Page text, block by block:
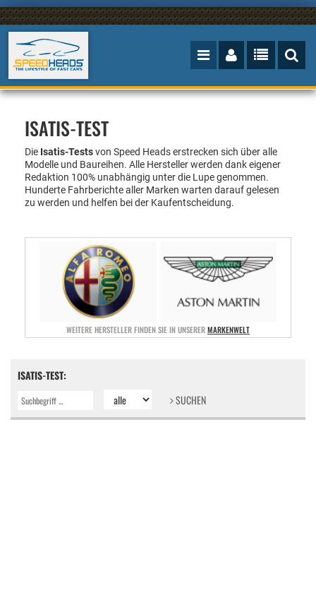
ISATIS-TEST
Die Isatis-Testsvon Speed Heads erstrecken sich über alle
Modelle und Baureihen. Alle Hersteller werden dank eigener
Redaktion 100% unabhängig unter die Lupe genommen.
Hunderte Fahrberichte aller Marken warten darauf gelesen
zu werden und helfen bei der Kaufentscheidung.
WEITERE HERSTELLER FINDEN SIE IN UNSERERMARKENWELT
ISATIS-TEST:
SUCHEN